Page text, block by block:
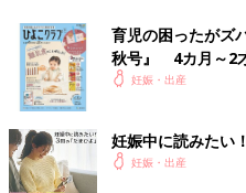
育児の困ったがズ
秋号』 4カ月～2
いっぱい！
妊娠・出産
妊娠中に読みたい
妊娠・出産